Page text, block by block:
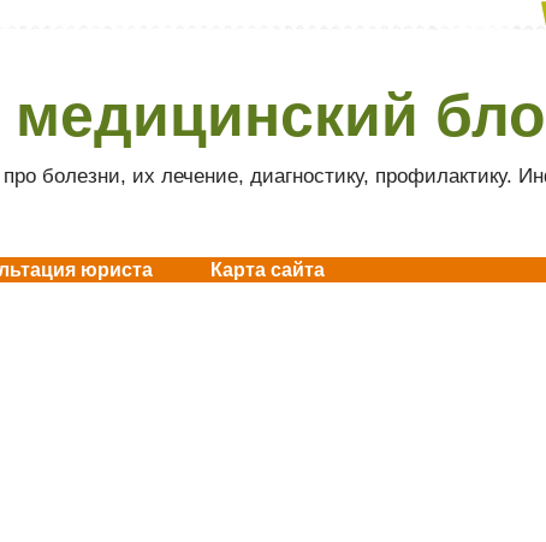
болезни, их лечение, диагностику, профилактику.
юриста Карта сайта